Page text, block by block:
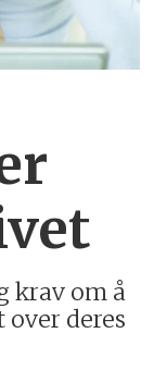
krav om å
deres